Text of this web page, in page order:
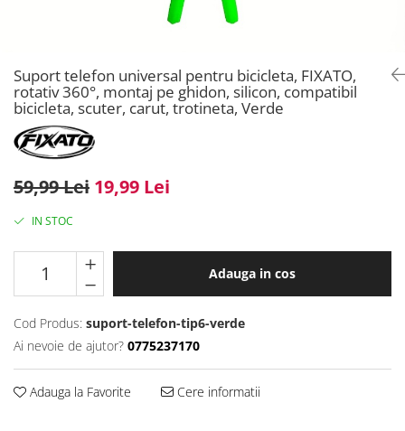
Suport telefon universal pentru bicicleta, FIXATO,
rotativ 360°, montaj pe ghidon, silicon, compatibil
bicicleta, scuter, carut, trotineta, Verde
59,99 Lei 19,99 Lei
IN STOC
Adauga in cos
Cod Produs: suport-telefon-tip6-verde
Ai nevoie de ajutor? 0775237170
Adauga la Favorite Cere informatii